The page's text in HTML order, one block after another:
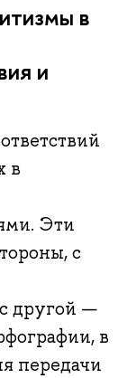
в
и
в
Эти
с
другой —
в
передачи